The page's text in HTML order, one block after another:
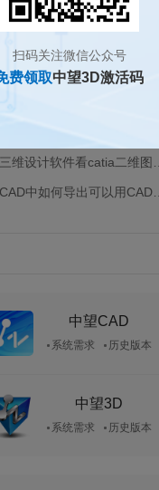
在三维CAD中如何导出可以用CAD查看三维的文件格式？
中望CAD
系统需求 历史版本
中望3D
系统需求 历史版本
扫码关注微信公众号
费领取中望3D激活码